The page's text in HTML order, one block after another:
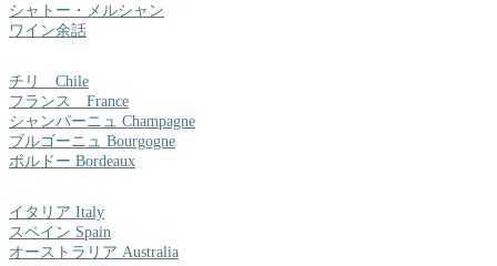
シャトー・メルシャン
ワイン余話
チリ Chile
フランス France
シャンパーニュ Champagne
ブルゴーニュ Bourgogne
ボルドー Bordeaux
イタリア Italy
スペイン Spain
オーストラリア Australia